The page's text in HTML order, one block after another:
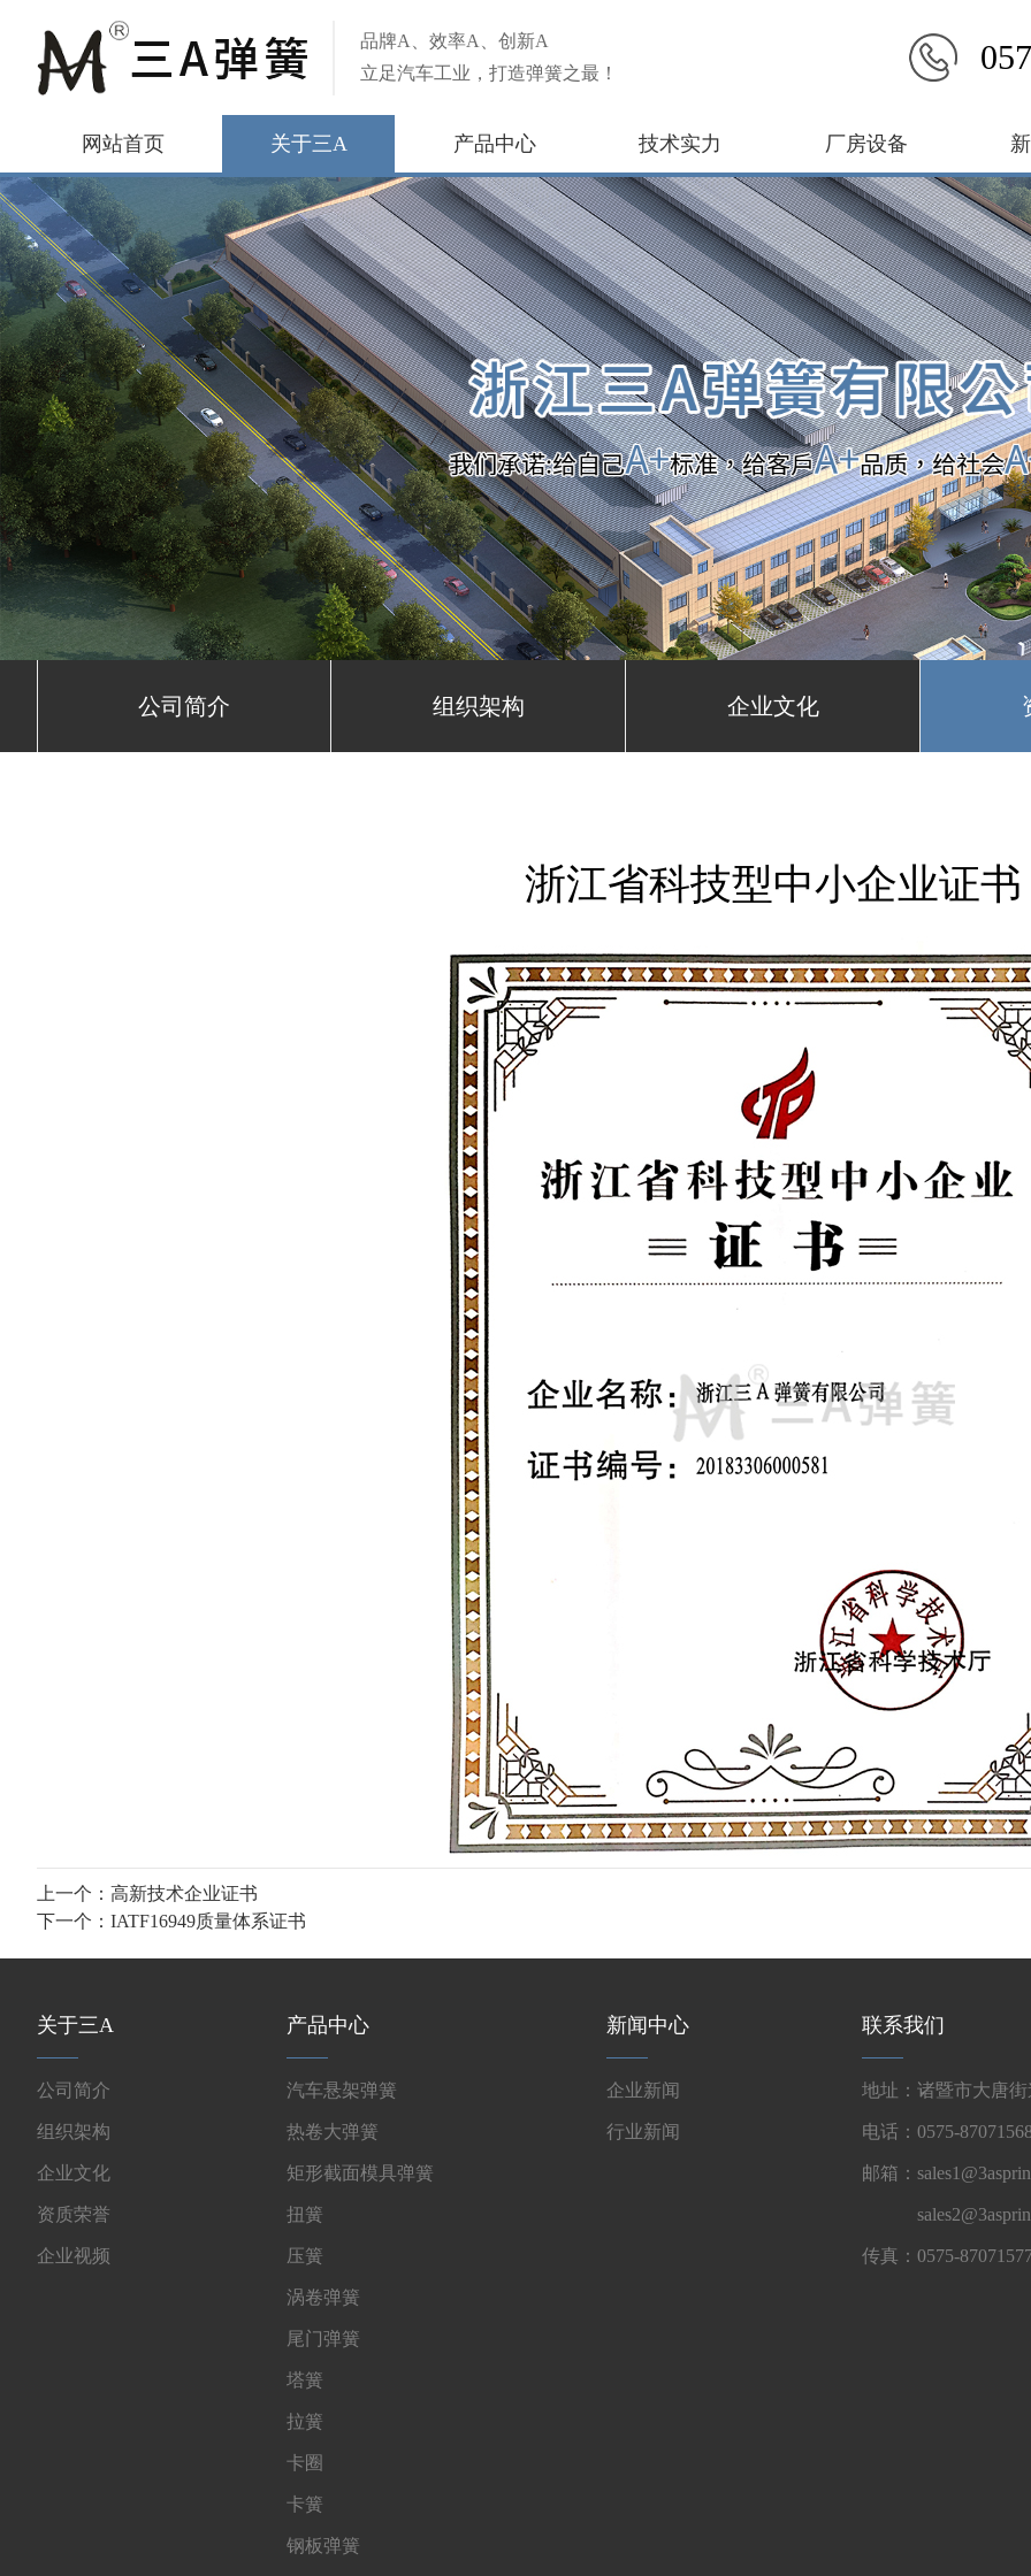
品牌A、效率A、创新A
立足汽车工业，打造弹簧之最！
网站首页 关于三A 产品中心 技术实力 厂房设备
公司简介 组织架构 企业文化
浙江省科技型中小企业证书
上一个： 高新技术企业证书
下一个： IATF16949质量体系证书
关于三A
公司简介
组织架构
企业文化
资质荣誉
企业视频
产品中心
汽车悬架弹簧
热卷大弹簧
矩形截面模具弹簧
扭簧
压簧
涡卷弹簧
尾门弹簧
塔簧
拉簧
卡圈
卡簧
钢板弹簧
新闻中心
企业新闻
行业新闻
联系我们
地址：诸暨市大唐
电话：0575-
邮箱：
传真：0575-